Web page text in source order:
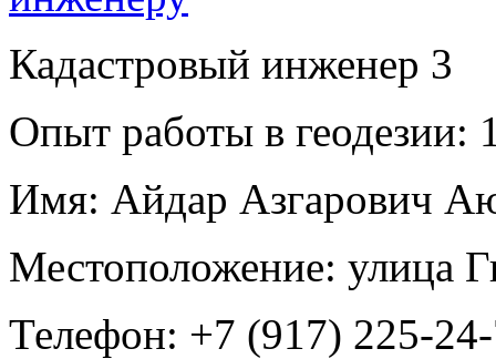
Кадастровый инженер 3
Опыт работы в геодезии:
Имя: Айдар Азгарович
Местоположение: улица
Телефон: +7 (917) 225-